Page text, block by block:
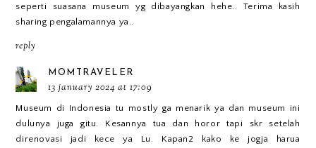
seperti suasana museum yg dibayangkan hehe.. Terima kasih
sharing pengalamannya ya..
reply
MOMTRAVELER
13 january 2024 at 17:09
Museum di Indonesia tu mostly ga menarik ya dan museum ini
dulunya juga gitu. Kesannya tua dan horor tapi skr setelah
direnovasi jadi kece ya Lu. Kapan2 kako ke jogja harua